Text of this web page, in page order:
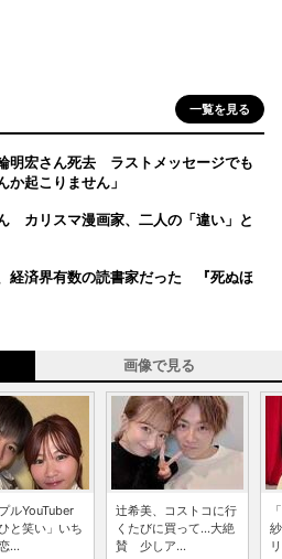
一覧を見る
明宏さん死去 ラストメッセージでも
起こりません」
カリスマ漫画家、二人の「違い」と
経済界有数の読書家だった 『死ぬほ
画像で見る
ルYouTuber
と笑い」いち
...
辻希美、コストコに行
くたびに買って...大絶
賛 少しア...